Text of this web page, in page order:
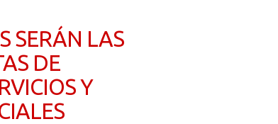
SERÁN LAS
DE
Y